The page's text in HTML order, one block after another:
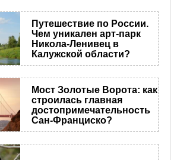
Путешествие по России.
Чем уникален арт-парк
Никола-Ленивец в
Калужской области?
Мост Золотые Ворота: как
строилась главная
достопримечательность
Сан-Франциско?